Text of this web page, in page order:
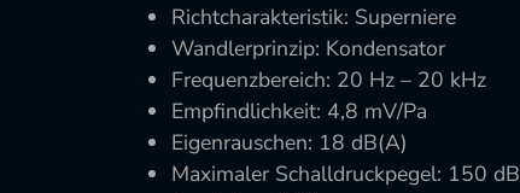
Richtcharakteristik: Superniere
Wandlerprinzip: Kondensator
Frequenzbereich: 20 Hz – 20 kHz
Empfindlichkeit: 4,8 mV/Pa
Eigenrauschen: 18 dB(A)
Maximaler Schalldruckpegel: 150 dB